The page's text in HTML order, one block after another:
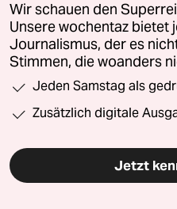
Wir schauen den
Unsere wochentaz bietet
Journalismus, der es
Stimmen, die woanders
Jeden Samstag als
Zusätzlich digitale
Jetzt